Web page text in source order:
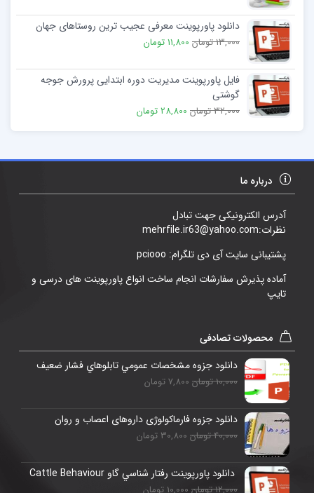
دانلود پاورپوینت معرفی عجیب ترین روستاهای جهان
13,000 تومان 11,800 تومان
فایل پاورپوینت مدیریت دوره ابتدایی پرورش جوجه
گوشتی
32,000 تومان 28,800 تومان
درباره ما
آدرس الکترونیکی جهت تبادل
نظرات:mehrfile.ir63@yahoo.com
پشتیبانی سایت آی دی تلگرام: pciooo
آماده پذیرش سفارشات انجام ساخت انواع پاورپوینت های درسی و
تایپ
محصولات تصادفی
دانلود جزوه مشخصات عمومي تابلوهاي فشار ضعيف
10,000 تومان 7,800 تومان
دانلود جزوه فارماکولوژی داروهای اعصاب و روان
40,000 تومان 30,800 تومان
دانلود پاورپوینت رفتار شناسي گاو Cattle Behaviour